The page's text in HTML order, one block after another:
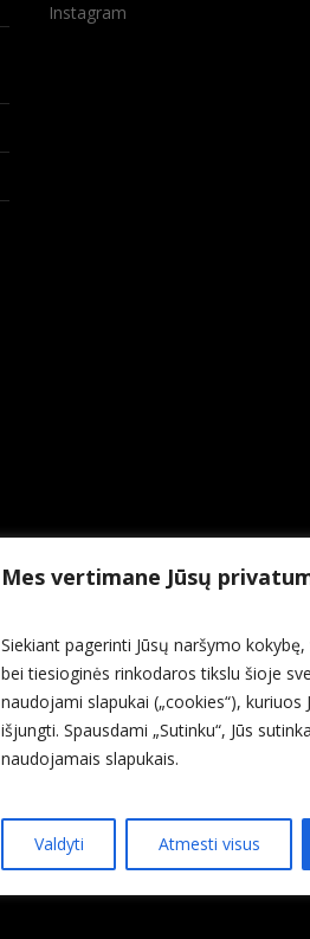
Mes vertimane Jūsų
Siekiant pagerinti Jūsų naršymo
bei tiesioginės rinkodaros tikslu šioje
naudojami slapukai („cookies“), kuriuos
išjungti. Spausdami „Sutinku“, Jūs
naudojamais slapukais.
Valdyti Atmesti visus
Instagram